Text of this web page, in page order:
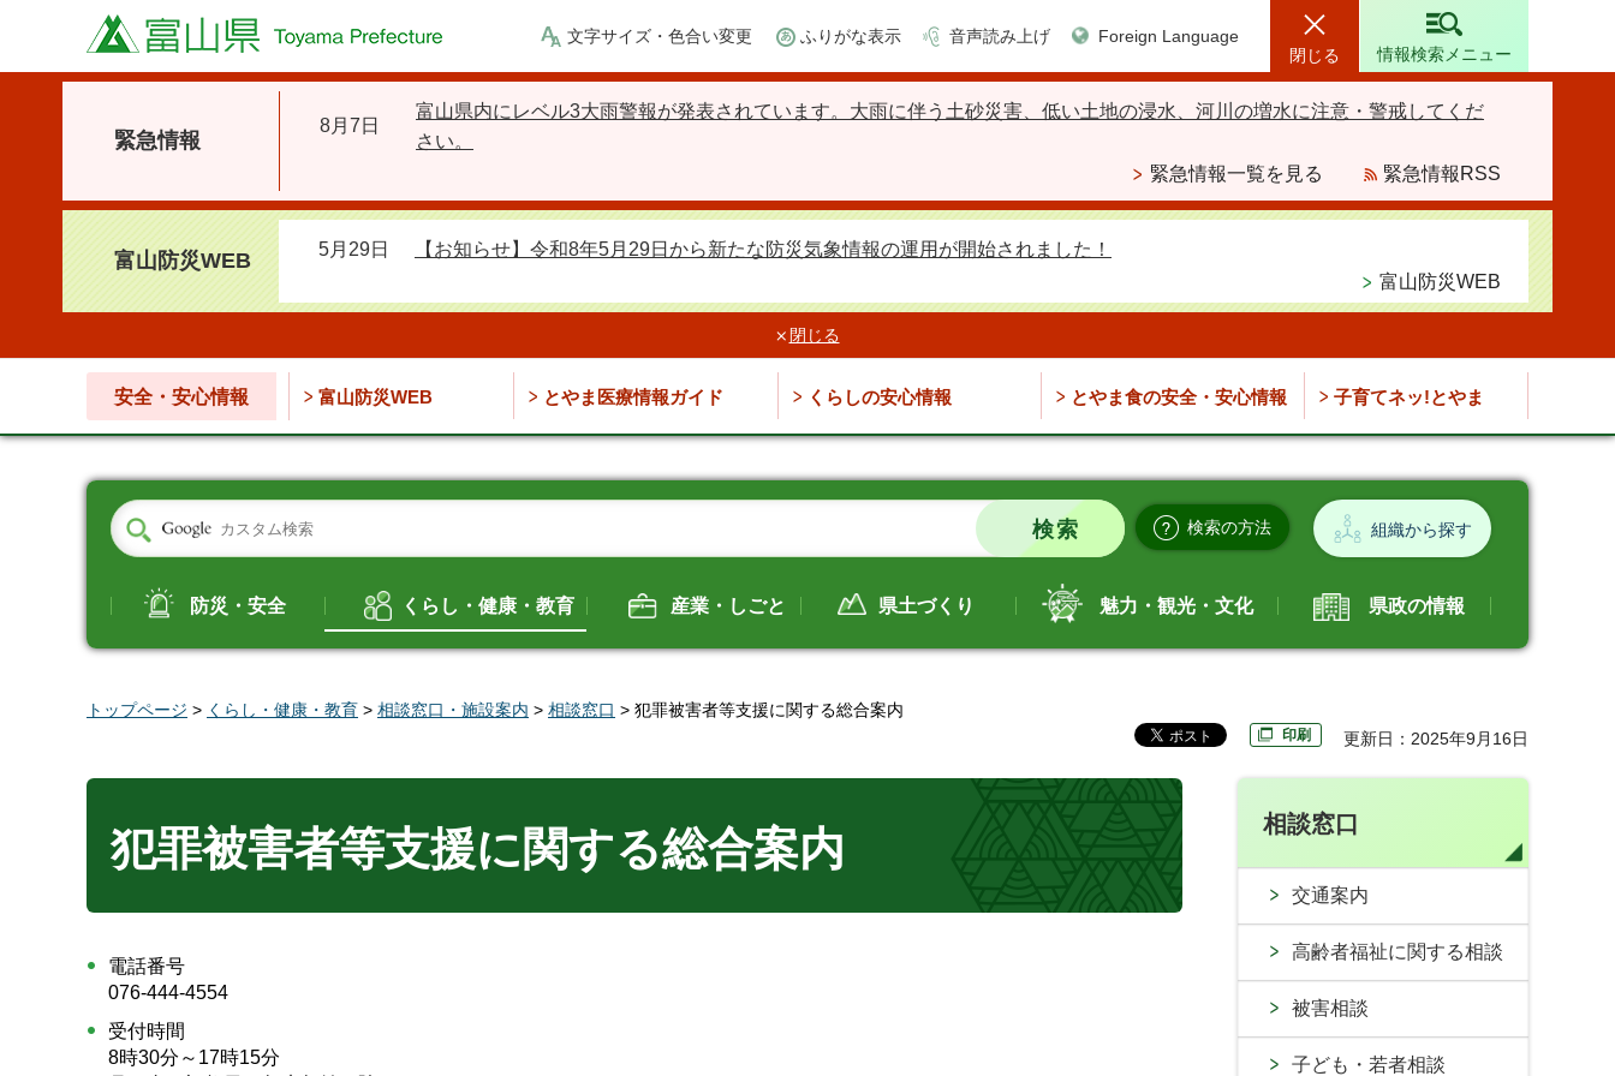
富山県 文字サイズ・色合い変更 ふりがな表示 音声読み上げ
Foreign Language
閉じる
情報検索メニュー
緊急情報
8月7日
富山県内にレベル3大雨警報が発表されています。大雨に伴う土砂災害、低い土地の浸水、河川の増水に注意・警戒してくだ
さい。
緊急情報一覧を見る
緊急情報RSS
富山防災WEB 5月29日
【お知らせ】令和8年5月29日から新たな防災気象情報の運用が開始されました！
富山防災WEB
閉じる
安全・安心情報 富山防災WEB とやま医療情報ガイド くらしの安心情報 とやま食の安全・安心情報 子育てネッ!とやま
検索の方法 組織から探す
防災・安全 くらし・健康・教育 産業・しごと 県土づくり 魅力・観光・文化 県政の情報
トップページ > くらし・健康・教育 > 相談窓口・施設案内 > 相談窓口 > 犯罪被害者等支援に関する総合案内
印刷 更新日：2025年9月16日
犯罪被害者等支援に関する総合案内
電話番号
076-444-4554
受付時間
8時30分～17時15分
相談窓口
交通案内
高齢者福祉に関する相談
被害相談
子ども・若者相談